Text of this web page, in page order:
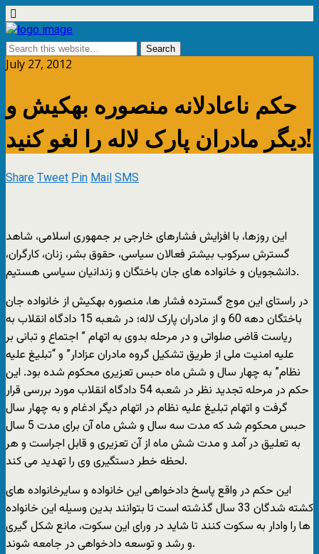
July 27, 2012
حکم ناعادلانه منصوره بهکیش و
دیگر مادران پارک لاله را لغو کنید!
ShareTweetPinMailSMS
این روزها، با افزایش فشارهای خارجی بر جمهوری اسلامی، شاهد
گسترش سرکوب بیشتر فعالان سیاسی، حقوق بشر، زنان، کارگران،
دانشجویان و خانواده های جان باختگان و زندانیان سیاسی هستیم.
در راستای این موج گسترده فشار ها، منصوره بهکیش از خانواده جان
باختگان دهه 60 و از مادران پارک لاله؛ در شعبه 15 دادگاه انقلاب به
ریاست قاضی صلواتی و در مرحله بدوی به اتهام ” اجتماع و تبانی بر
علیه امنیت ملی از طریق تشکیل گروه مادران عزادار” و “تبلیغ علیه
نظام” به چهار سال و شش ماه حبس تعزیری محکوم شده بود. این
حکم در مرحله تجدید نظر در شعبه 54 دادگاه انقلاب مورد بررسی قرار
گرفت و اتهام تبلیغ علیه نظام در اتهام دیگر ادغام و به چهار سال
حبس محکوم شد که مدت سه سال و شش ماه آن برای مدت 5 سال
به تعلیق در آمد و مدت شش ماه از آن تعزیری و قابل اجراست و هر
لحظه خطر دستگیری وی را تهدید می کند.
این حکم در واقع پاسخ دادخواهی این خانواده و سایرخانواده های
کشته شدگان 33 سال گذشته است تا بتوانند بدین وسیله این خانواده
ها را وادار به سکوت کنند تا شاید در ورای این سکوت، مانع شکل گیری
و رشد و توسعه دادخواهی در جامعه شوند.